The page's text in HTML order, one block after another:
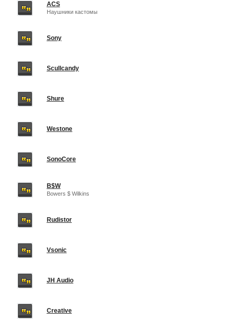
ACS
Наушники кастомы
Sony
Scullcandy
Shure
Westone
SonoCore
B$W
Bowers $ Wilkins
Rudistor
Vsonic
JH Audio
Creative